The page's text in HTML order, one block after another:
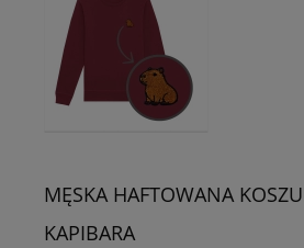
MĘSKA HAFTOWANA
KAPIBARA